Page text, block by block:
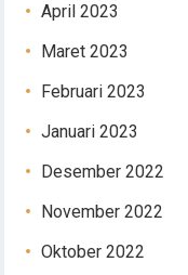
April 2023
Maret 2023
Februari 2023
Januari 2023
Desember 2022
November 2022
Oktober 2022